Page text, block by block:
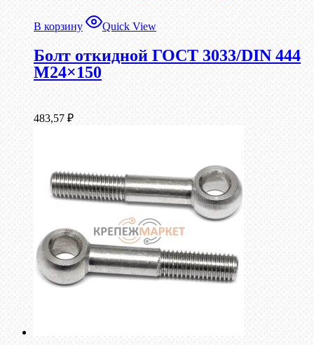
В корзину Quick View
Болт откидной ГОСТ 3033/DIN 444
М24×150
483,57 ₽